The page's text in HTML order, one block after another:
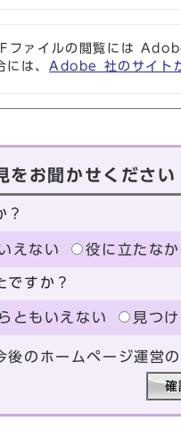
ファイルの閲覧には
には、 Adobe 社のサイト
をお聞かせください
？
えない 役に立たな
ですか？
ともいえない 見つ
のホームページ運営の